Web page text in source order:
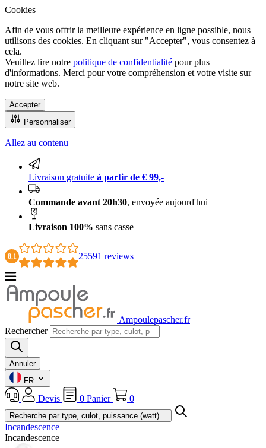
Cookies
Afin de vous offrir la meilleure expérience en ligne possible, nous
utilisons des cookies. En cliquant sur "Accepter", vous consentez à
cela.
Veuillez lire notre politique de confidentialité pour plus
d'informations. Merci pour votre compréhension et votre visite sur
notre site web.
Accepter
Personnaliser
Livraison 100% sans casse
Allez au contenu
Livraison gratuite à partir de € 99,-
Commande avant 20h30, envoyée aujourd'hui
Livraison 100% sans casse
8.1 25591 reviews
Ampoulepascher.fr
Rechercher
Annuler
FR
Devis 0 Panier 0
Incandescence
Incandescence